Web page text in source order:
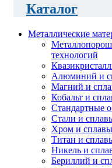
Каталог
Металлические
технологий
Алюминий и
Магний и
Кобальт и
Стандартные
Стали и
Хром и
Титан и
Никель и
Бериллий и